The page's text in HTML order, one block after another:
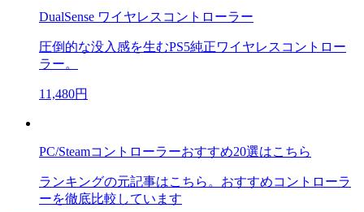
DualSense ワイヤレスコントローラー
圧倒的な没入感を生むPS5純正ワイヤレスコントロー
ラー。
11,480円
PC/Steamコントローラーおすすめ20選はこちら
ランキングの元記事はこちら。おすすめコントローラ
ーを徹底比較しています